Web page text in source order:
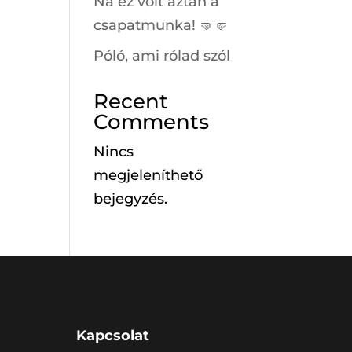
csapatmunka! 🤜🤛
Póló, ami rólad szól
Recent
Comments
Nincs
megjeleníthető
bejegyzés.
Kapcsolat